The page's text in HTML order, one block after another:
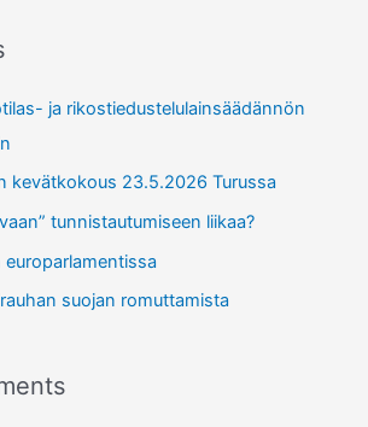
ja rikostiedustelulainsäädännön
kevätkokous 23.5.2026 Turussa
tunnistautumiseen liikaa?
suojan romuttamista